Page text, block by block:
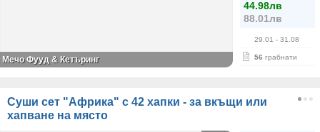
44.98лв
88.01лв
29.01 - 31.08
56 грабнати
Мечо Фууд & Кетъринг
Суши сет "Африка" с 42 хапки - за вкъщи или
хапване на място